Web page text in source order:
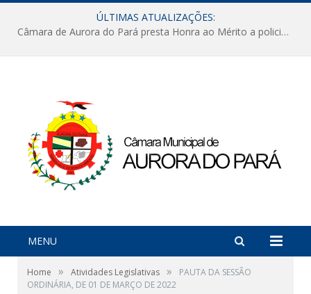
ÚLTIMAS ATUALIZAÇÕES:
Câmara de Aurora do Pará presta Honra ao Mérito a policiais militares em sessão marcada por reconhecimento e emoção
MENU
Home » Atividades Legislativas »
PAUTA DA SESSÃO
ORDINÁRIA, DE 01 DE MARÇO DE 2022